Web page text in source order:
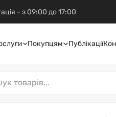
- з 09:00 до 17:00
Покупцям Публікації